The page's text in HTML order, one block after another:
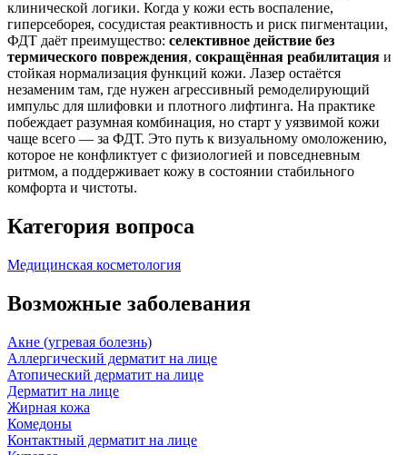
клинической логики. Когда у кожи есть воспаление,
гиперсеборея, сосудистая реактивность и риск пигментации,
ФДТ даёт преимущество: селективное действие без
термического повреждения, сокращённая реабилитация и
стойкая нормализация функций кожи. Лазер остаётся
незаменим там, где нужен агрессивный ремоделирующий
импульс для шлифовки и плотного лифтинга. На практике
побеждает разумная комбинация, но старт у уязвимой кожи
чаще всего — за ФДТ. Это путь к визуальному омоложению,
которое не конфликтует с физиологией и повседневным
ритмом, а поддерживает кожу в состоянии стабильного
комфорта и чистоты.
Категория вопроса
Медицинская косметология
Возможные заболевания
Акне (угревая болезнь)
Аллергический дерматит на лице
Атопический дерматит на лице
Дерматит на лице
Жирная кожа
Комедоны
Контактный дерматит на лице